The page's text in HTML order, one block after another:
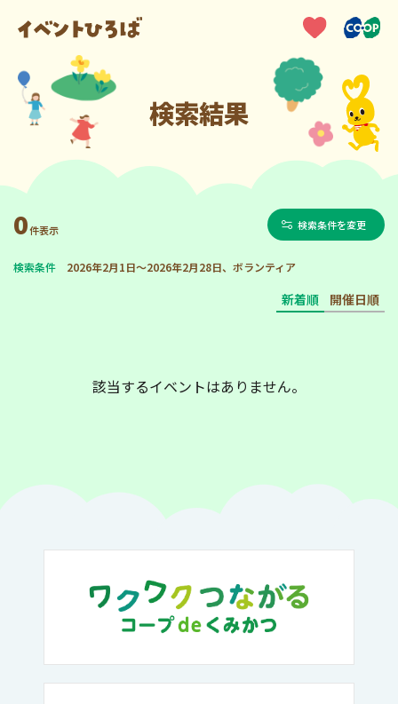
検索結果
0件表示 検索条件を変更
検索条件 2026年2月1日～2026年2月28日、ボランティア
新着順 開催日順
該当するイベントはありません。